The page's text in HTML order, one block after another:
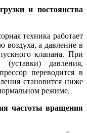
и постоянства
техника работает
воздуха, а давление в
клапана. При
(уставки) давления,
переводится в
становится ниже
режиме.
частоты вращения